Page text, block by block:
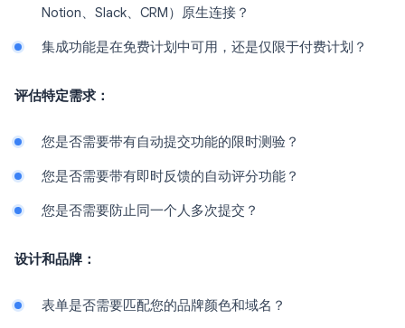
Notion、Slack、CRM）原生连接？
集成功能是在免费计划中可用，还是仅限于付费计划？
评估特定需求：
您是否需要带有自动提交功能的限时测验？
您是否需要带有即时反馈的自动评分功能？
您是否需要防止同一个人多次提交？
设计和品牌：
表单是否需要匹配您的品牌颜色和域名？